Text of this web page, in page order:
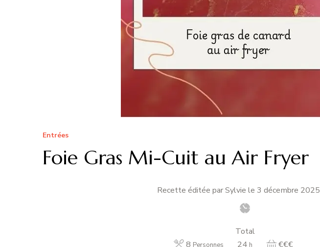
Entrées
Foie Gras Mi-Cuit au Air Fryer
Recette éditée par Sylvie le 3 décembre 2025
8 Personnes
Total
24heures
h
€€€